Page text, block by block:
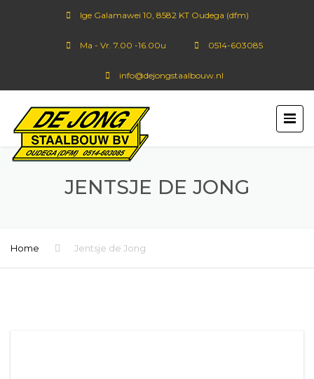
Ige Galamawei 10, 8582 KT Oudega (dfm)
Ma - Vr. 7.00 -16.00u 0514-603085
info@dejongstaalbouw.nl
JENTSJE DE JONG
Home Jentsje de Jong